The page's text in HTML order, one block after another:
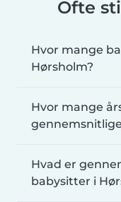
Ofte
Hvor mange
Hørsholm?
Hvor mange
Hvad er
babysitter i